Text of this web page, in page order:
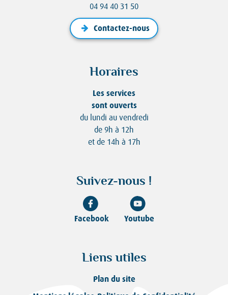
04 94 40 31 50
Contactez-nous
Horaires
Les services
sont ouverts
du lundi au vendredi
de 9h à 12h
et de 14h à 17h
Suivez-nous !
Facebook Youtube
Liens utiles
Plan du site